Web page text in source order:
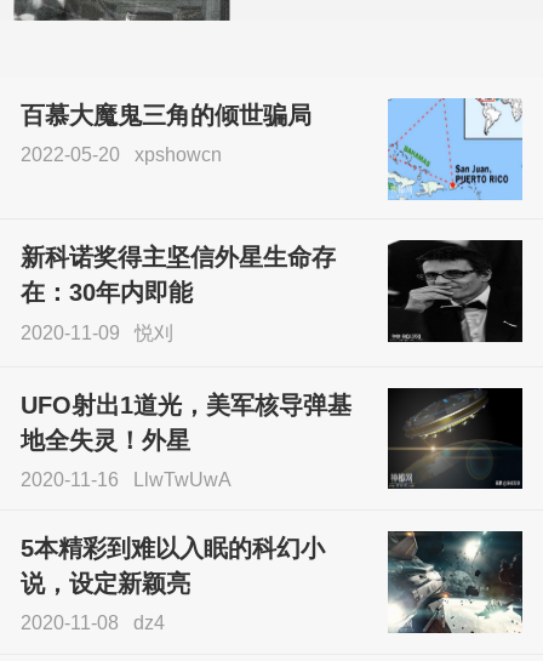
sskfn
百慕大魔鬼三角的倾世骗局
2022-05-20 xpshowcn
新科诺奖得主坚信外星生命存
在：30年内即能
2020-11-09 悦刈
UFO射出1道光，美军核导弹基
地全失灵！外星
2020-11-16 LlwTwUwA
5本精彩到难以入眠的科幻小
说，设定新颖亮
2020-11-08 dz4